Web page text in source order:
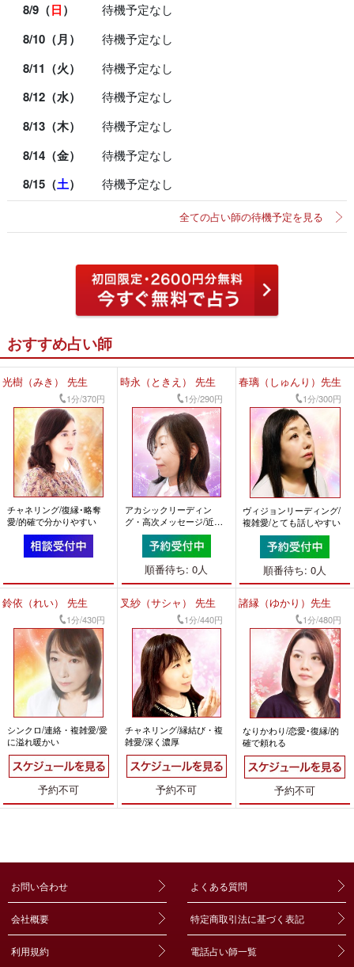
8/9（日） 待機予定なし
8/10（月） 待機予定なし
8/11（火） 待機予定なし
8/12（水） 待機予定なし
8/13（木） 待機予定なし
8/14（金） 待機予定なし
8/15（土） 待機予定なし
全ての占い師の待機予定を見る
おすすめ占い師
光樹（みき） 先生
1分/370円
チャネリング/復縁･略奪
愛/的確で分かりやすい
時永（ときえ） 先生
1分/290円
アカシックリーディン
グ・高次メッセージ/近未
来/的確で分かりやすい
順番待ち: 0人
春璃（しゅんり）先生
1分/300円
ヴィジョンリーディング/
複雑愛/とても話しやすい
順番待ち: 0人
鈴依（れい） 先生
1分/430円
シンクロ/連絡・複雑愛/愛
に溢れ暖かい
予約不可
叉紗（サシャ） 先生
1分/440円
チャネリング/縁結び・複
雑愛/深く濃厚
予約不可
諸縁（ゆかり）先生
1分/480円
なりかわり/恋愛･復縁/的
確で頼れる
予約不可
お問い合わせ よくある質問
会社概要 特定商取引法に基づく表記
利用規約 電話占い師一覧